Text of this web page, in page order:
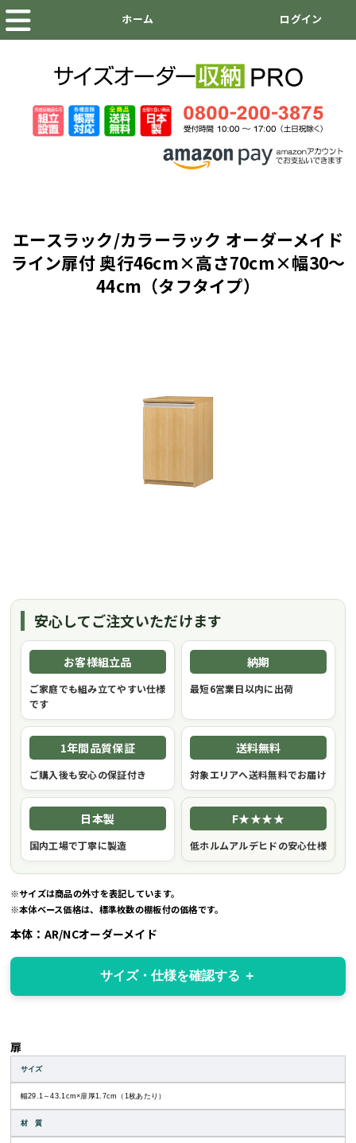
エースラック/カラーラック オーダーメイド
ライン扉付 奥行46cm×高さ70cm×幅30～
44cm（タフタイプ）
安心してご注文いただけます
お客様組立品
ご家庭でも組み立てやすい仕様
です
納期
最短6営業日以内に出荷
1年間品質保証
ご購入後も安心の保証付き
送料無料
対象エリアへ送料無料でお届け
日本製
国内工場で丁寧に製造
F★★★★
低ホルムアルデヒドの安心仕様
※サイズは商品の外寸を表記しています。
※本体ベース価格は、標準枚数の棚板付の価格です。
本体：AR/NCオーダーメイド
サイズ・仕様を確認する
扉
サイズ
幅29.1～43.1cm×扉厚1.7cm（1枚あたり）
材 質